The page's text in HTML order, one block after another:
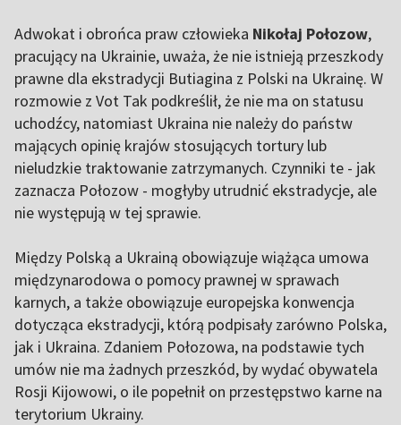
Adwokat i obrońca praw człowieka Nikołaj Połozow,
pracujący na Ukrainie, uważa, że nie istnieją przeszkody
prawne dla ekstradycji Butiagina z Polski na Ukrainę. W
rozmowie z Vot Tak podkreślił, że nie ma on statusu
uchodźcy, natomiast Ukraina nie należy do państw
mających opinię krajów stosujących tortury lub
nieludzkie traktowanie zatrzymanych. Czynniki te - jak
zaznacza Połozow - mogłyby utrudnić ekstradycje, ale
nie występują w tej sprawie.
Między Polską a Ukrainą obowiązuje wiążąca umowa
międzynarodowa o pomocy prawnej w sprawach
karnych, a także obowiązuje europejska konwencja
dotycząca ekstradycji, którą podpisały zarówno Polska,
jak i Ukraina. Zdaniem Połozowa, na podstawie tych
umów nie ma żadnych przeszkód, by wydać obywatela
Rosji Kijowowi, o ile popełnił on przestępstwo karne na
terytorium Ukrainy.